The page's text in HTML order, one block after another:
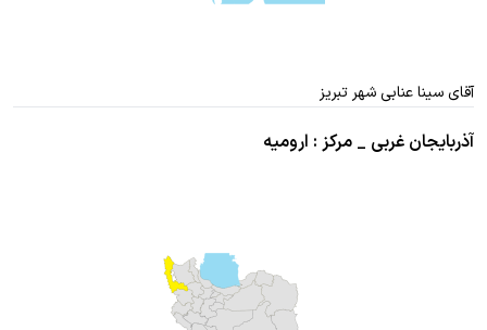
آقای سینا عنابی شهر تبریز
آذربایجان غربی _ مرکز : ارومیه